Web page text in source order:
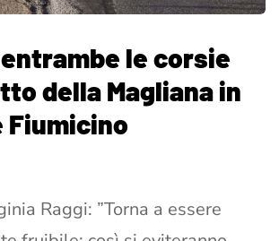
le corsie
della Magliana in
Fiumicino
Raggi: ”Torna a essere